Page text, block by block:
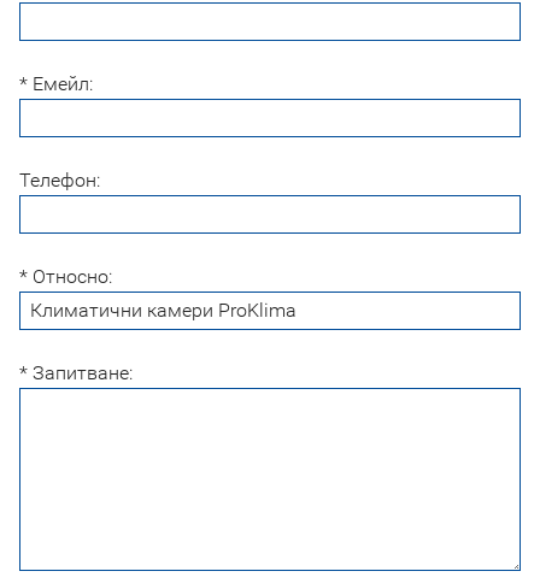
* Емейл:
Телефон:
* Относно:
* Запитване: